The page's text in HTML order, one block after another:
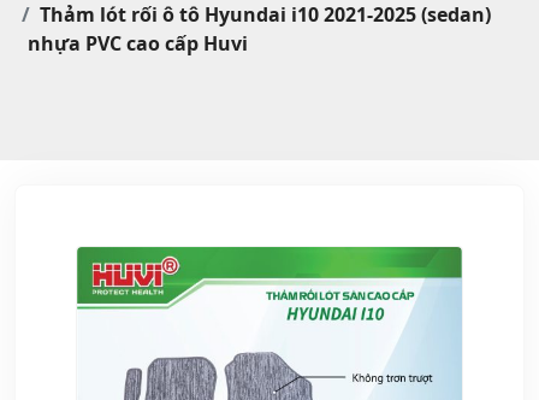
Thảm lót rối ô tô Hyundai i10 2021-2025 (sedan)
nhựa PVC cao cấp Huvi